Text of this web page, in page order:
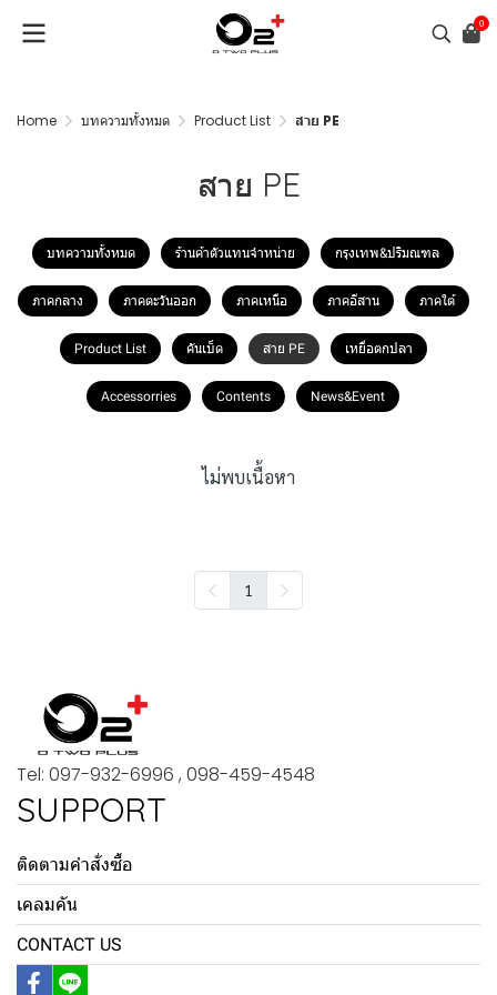
0
Home บทความทั้งหมด Product List สาย PE
สาย PE
บทความทั้งหมด ร้านค้าตัวแทนจำหน่าย กรุงเทพ&ปริมณฑล
ภาคกลาง ภาคตะวันออก ภาคเหนือ ภาคอีสาน ภาคใต้
Product List คันเบ็ด สาย PE เหยื่อตกปลา
Accessorries Contents News&Event
ไม่พบเนื้อหา
1
Tel: 097-932-6996 , 098-459-4548
SUPPORT
ติดตามคำสั่งซื้อ
เคลมคัน
CONTACT US